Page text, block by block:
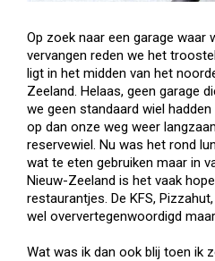
Op zoek naar een garage waar
vervangen reden we het
ligt in het midden van het
Zeeland. Helaas, geen garage
we geen standaard wiel
op dan onze weg weer
reservewiel. Nu was het rond
wat te eten gebruiken maar in
Nieuw-Zeeland is het vaak
restaurantjes. De KFS,
wel oververtegenwoordigd
Wat was ik dan ook blij toen ik